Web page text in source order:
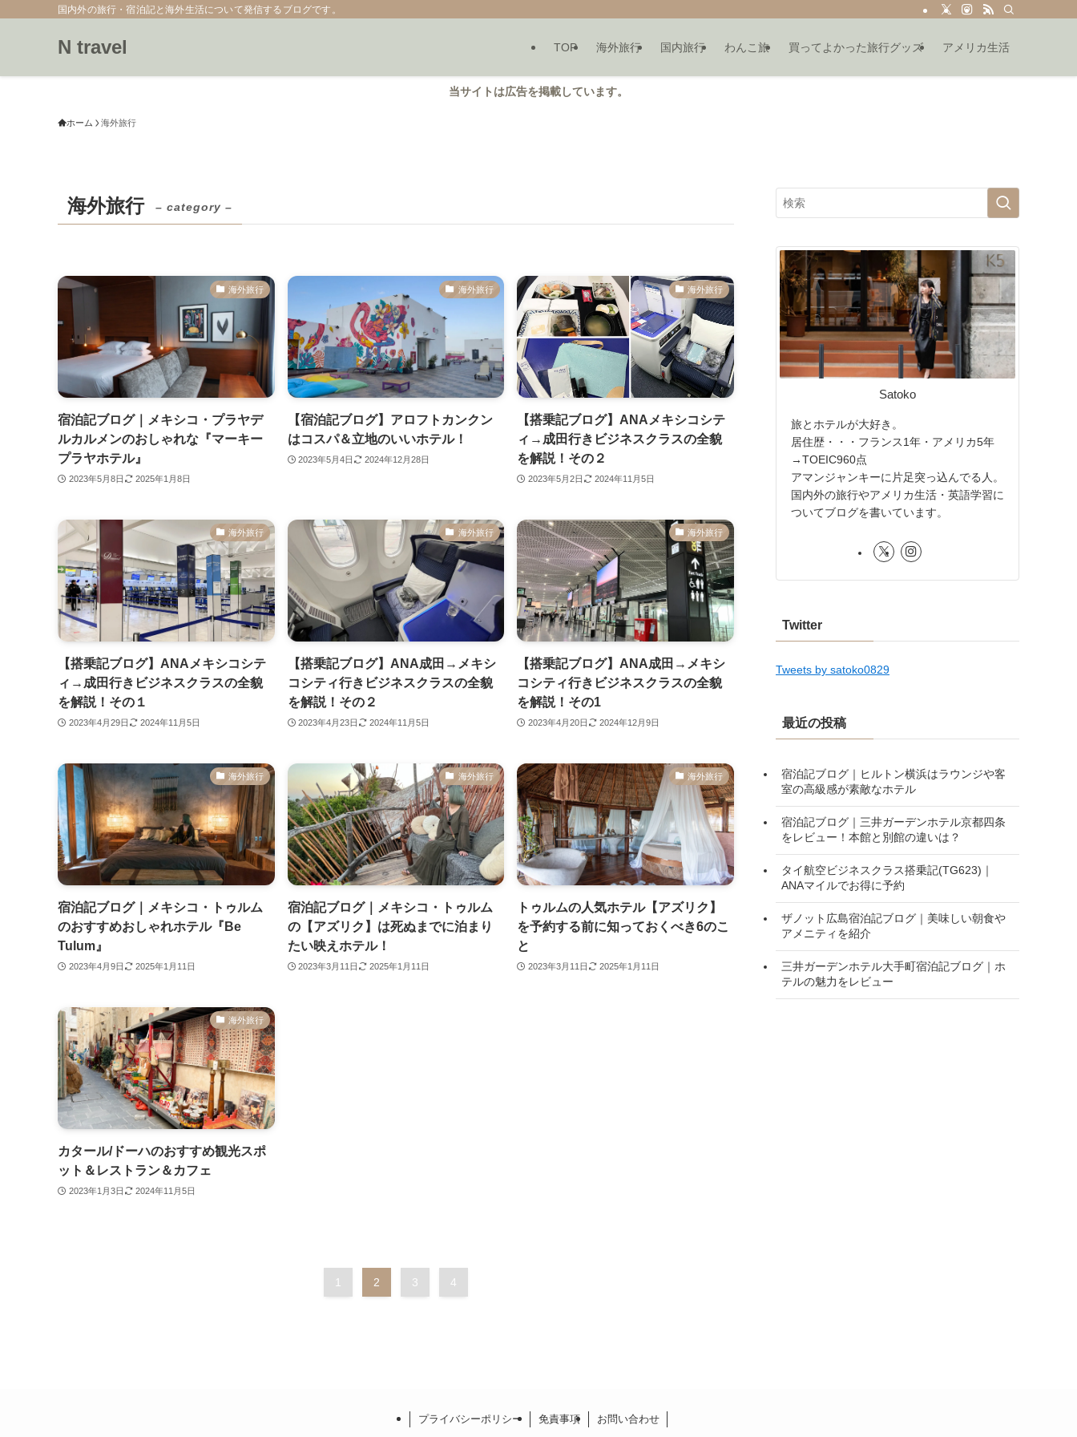
国内外の旅行・宿泊記と海外生活について発信するブログです。
N travel TOP 海外旅行 国内旅行 わんこ旅 買ってよかった旅行グッズ アメリカ生活
当サイトは広告を掲載しています。
ホーム 海外旅行
海外旅行 – category –
海外旅行
宿泊記ブログ｜メキシコ・プラヤデ
ルカルメンのおしゃれな『マーキー
プラヤホテル』
2023年5月8日 2025年1月8日
海外旅行
【宿泊記ブログ】アロフトカンクン
はコスパ＆立地のいいホテル！
2023年5月4日 2024年12月28日
海外旅行
【搭乗記ブログ】ANAメキシコシテ
ィ→成田行きビジネスクラスの全貌
を解説！その２
2023年5月2日 2024年11月5日
海外旅行
【搭乗記ブログ】ANAメキシコシテ
ィ→成田行きビジネスクラスの全貌
を解説！その１
2023年4月29日 2024年11月5日
海外旅行
【搭乗記ブログ】ANA成田→メキシ
コシティ行きビジネスクラスの全貌
を解説！その２
2023年4月23日 2024年11月5日
海外旅行
【搭乗記ブログ】ANA成田→メキシ
コシティ行きビジネスクラスの全貌
を解説！その1
2023年4月20日 2024年12月9日
海外旅行
宿泊記ブログ｜メキシコ・トゥルム
のおすすめおしゃれホテル『Be
Tulum』
2023年4月9日 2025年1月11日
海外旅行
宿泊記ブログ｜メキシコ・トゥルム
の【アズリク】は死ぬまでに泊まり
たい映えホテル！
2023年3月11日 2025年1月11日
海外旅行
トゥルムの人気ホテル【アズリク】
を予約する前に知っておくべき6のこ
と
2023年3月11日 2025年1月11日
海外旅行
カタール/ドーハのおすすめ観光スポ
ット＆レストラン＆カフェ
2023年1月3日 2024年11月5日
1 2 3 4
Satoko
旅とホテルが大好き。
居住歴・・・フランス1年・アメリカ5年
→TOEIC960点
アマンジャンキーに片足突っ込んでる人。
国内外の旅行やアメリカ生活・英語学習に
ついてブログを書いています。
Twitter
Tweets by satoko0829
最近の投稿
宿泊記ブログ｜ヒルトン横浜はラウンジや客
室の高級感が素敵なホテル
宿泊記ブログ｜三井ガーデンホテル京都四条
をレビュー！本館と別館の違いは？
タイ航空ビジネスクラス搭乗記(TG623)｜
ANAマイルでお得に予約
ザノット広島宿泊記ブログ｜美味しい朝食や
アメニティを紹介
三井ガーデンホテル大手町宿泊記ブログ｜ホ
テルの魅力をレビュー
プライバシーポリシー 免責事項 お問い合わせ